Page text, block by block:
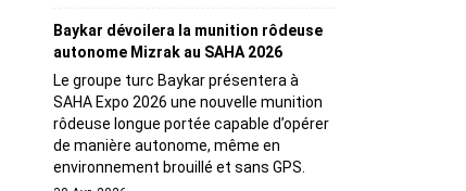
Baykar dévoilera la munition rôdeuse
autonome Mizrak au SAHA 2026
Le groupe turc Baykar présentera à
SAHA Expo 2026 une nouvelle munition
rôdeuse longue portée capable d’opérer
de manière autonome, même en
environnement brouillé et sans GPS.